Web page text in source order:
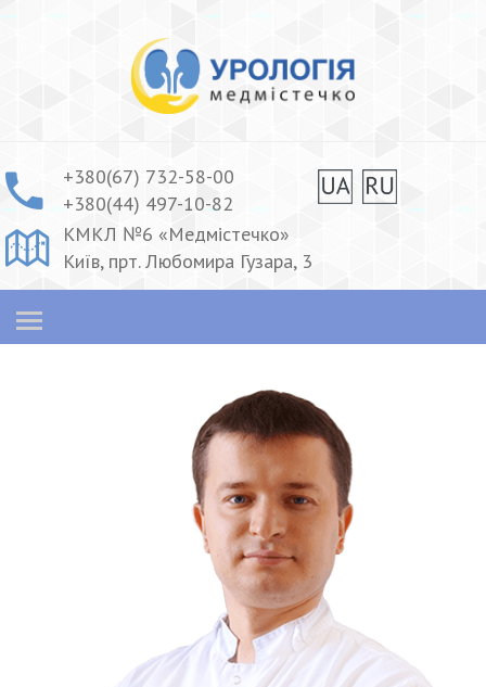
+380(67) 732-58-00
+380(44) 497-10-82
КМКЛ №6 «Медмістечко»
Київ, прт. Любомира Гузара, 3